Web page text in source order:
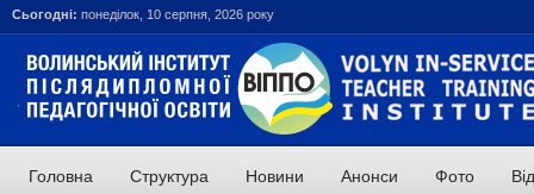
Сьогодні: понеділок, 10 серпня, 2026 року
Головна Структура Новини Анонси Фото